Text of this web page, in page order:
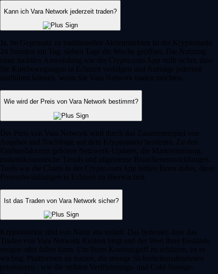
Kann ich Vara Network jederzeit traden?
Ja, im Gegensatz zu traditionellen Aktienmärkten ist der Kryptomarkt
24 Stunden am Tag, sieben Tage die Woche geöffnet. Die Nutzung
einer mobilen Anwendung wie der Crypto.com App stellt sicher, dass
Sie Kursbewegungen in Echtzeit verfolgen und Aufträge jederzeit
ausführen können, wenn Sie Vara Network traden möchten.
Wie wird der Preis von Vara Network bestimmt?
Der Preis von Vara Network wird durch das Zusammenspiel von
Angebot und Nachfrage auf dem Kryptomarkt bestimmt. Zu den
Einflussfaktoren gehören Netzwerk-Updates, die Marktstimmung,
makroökonomische Trends und allgemeine Branchenentwicklungen.
Tools wie die Charts in der Crypto.com App helfen Ihnen dabei, diese
Preisschwankungen in Echtzeit zu überwachen.
Ist das Traden von Vara Network sicher?
Kryptomärkte sind von Natur aus volatil. Das bedeutet, dass das
Traden von Vara Network Risiken birgt und der Wert Ihrer Bestände
steigen oder fallen kann. Um Ihren Kontozugriff zu schützen, ist es
wichtig, Plattformen zu nutzen, die strenge Sicherheitsmaßnahmen
priorisieren - wie die strikten Verifizierungs- und Cold-Storage-